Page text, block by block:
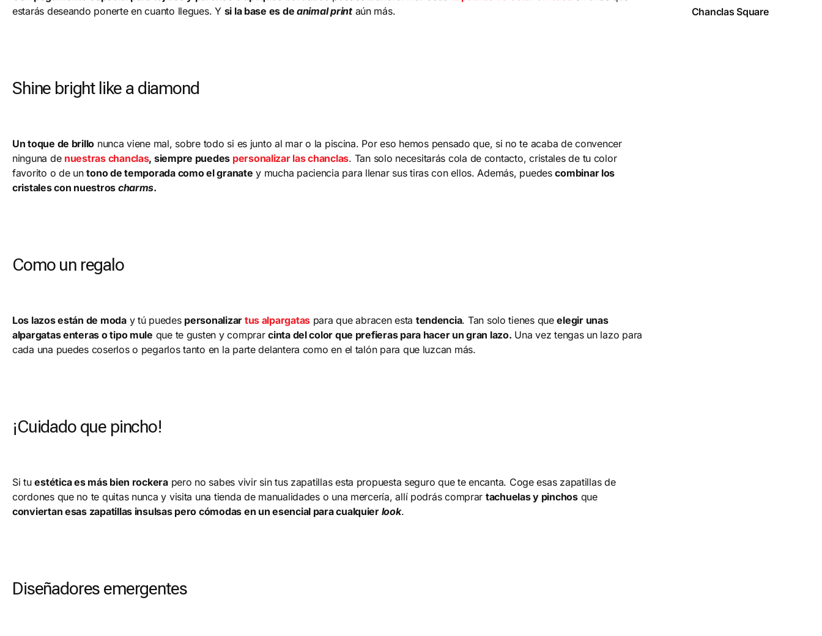
estarás deseando ponerte en cuanto llegues. Y si la base es deanimal printaún más.
Shine bright like a diamond
Un toque de brillo nunca viene mal, sobre todo si es junto al mar o la piscina. Por eso hemos pensado que, si no te acaba de convencer
ninguna de nuestras chanclas, siempre puedes personalizar las chanclas. Tan solo necesitarás cola de contacto, cristales de tu color
favorito o de untono de temporada como el granate y mucha paciencia para llenar sus tiras con ellos. Además, puedescombinar los
cristales con nuestros charms.
Como un regalo
Los lazos están de moday tú puedes personalizar tus alpargatas para que abracen esta tendencia. Tan solo tienes queelegir unas
alpargatas enteras o tipo mule que te gusten y comprarcinta del color que prefieras para hacer un gran lazo. Una vez tengas un lazo para
cada una puedes coserlos o pegarlos tanto en la parte delantera como en el talón para que luzcan más.
¡Cuidado que pincho!
Si tuestética es más bien rockerapero no sabes vivir sin tus zapatillas esta propuesta seguro que te encanta. Coge esas zapatillas de
cordones que no te quitas nunca y visita una tienda de manualidades o una mercería, allí podrás comprar tachuelas y pinchosque
conviertan esas zapatillas insulsas pero cómodas en un esencial para cualquier look.
Diseñadores emergentes
Chanclas Square